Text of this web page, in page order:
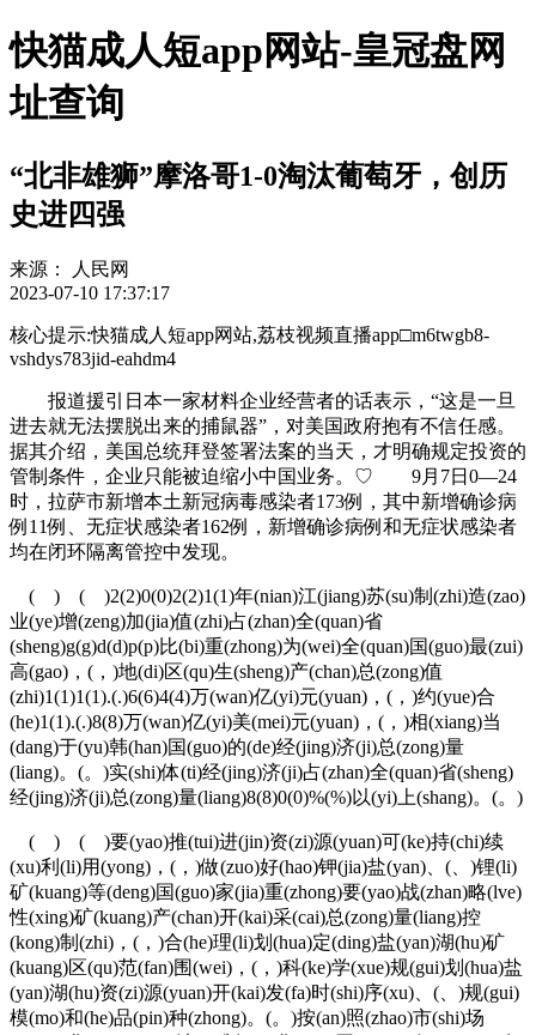
快猫成人短app网站-皇冠盘网
址查询
“北非雄狮”摩洛哥1-0淘汰葡萄牙，创历
史进四强
来源：
人民网
2023-07-10 17:37:17
核心提示:快猫成人短app网站,荔枝视频直播app□m6twgb8-
vshdys783jid-eahdm4
报道援引日本一家材料企业经营者的话表示，“这是一旦
进去就无法摆脱出来的捕鼠器”，对美国政府抱有不信任感。
据其介绍，美国总统拜登签署法案的当天，才明确规定投资的
管制条件，企业只能被迫缩小中国业务。♡ 9月7日0—24
时， 拉萨市新增本土新冠病毒感染者173例，其中新增确诊病
例11例、无症状感染者162例，新增确诊病例和无症状感染者
均在闭环隔离管控中发现。
( ) ( )2(2)0(0)2(2)1(1)年(nian)江(jiang)苏(su)制(zhi)造(zao)
业(ye)增(zeng)加(jia)值(zhi)占(zhan)全(quan)省
(sheng)g(g)d(d)p(p)比(bi)重(zhong)为(wei)全(quan)国(guo)最(zui)
高(gao)，(，)地(di)区(qu)生(sheng)产(chan)总(zong)值
(zhi)1(1)1(1).(.)6(6)4(4)万(wan)亿(yi)元(yuan)，(，)约(yue)合
(he)1(1).(.)8(8)万(wan)亿(yi)美(mei)元(yuan)，(，)相(xiang)当
(dang)于(yu)韩(han)国(guo)的(de)经(jing)济(ji)总(zong)量
(liang)。(。)实(shi)体(ti)经(jing)济(ji)占(zhan)全(quan)省(sheng)
经(jing)济(ji)总(zong)量(liang)8(8)0(0)%(%)以(yi)上(shang)。(。)
( ) ( )要(yao)推(tui)进(jin)资(zi)源(yuan)可(ke)持(chi)续
(xu)利(li)用(yong)，(，)做(zuo)好(hao)钾(jia)盐(yan)、(、)锂(li)
矿(kuang)等(deng)国(guo)家(jia)重(zhong)要(yao)战(zhan)略(lve)
性(xing)矿(kuang)产(chan)开(kai)采(cai)总(zong)量(liang)控
(kong)制(zhi)，(，)合(he)理(li)划(hua)定(ding)盐(yan)湖(hu)矿
(kuang)区(qu)范(fan)围(wei)，(，)科(ke)学(xue)规(gui)划(hua)盐
(yan)湖(hu)资(zi)源(yuan)开(kai)发(fa)时(shi)序(xu)、(、)规(gui)
模(mo)和(he)品(pin)种(zhong)。(。)按(an)照(zhao)市(shi)场